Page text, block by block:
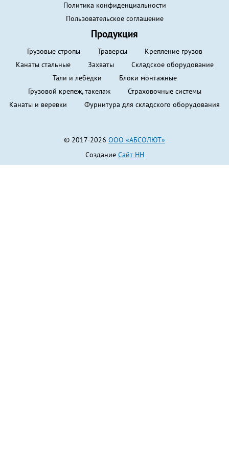
Политика конфиденциальности
Пользовательское соглашение
Продукция
Грузовые стропы Траверсы
Крепление грузов
Канаты стальные
Захваты
Складское оборудование
Тали и лебёдки
Блоки монтажные
Грузовой крепеж, такелаж
Страховочные системы
Канаты и веревки
Фурнитура для складского оборудования
© 2017-2026 ООО «АБСОЛЮТ»
Создание Сайт НН